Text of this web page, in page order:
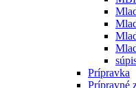
Prípravka
Prípravné